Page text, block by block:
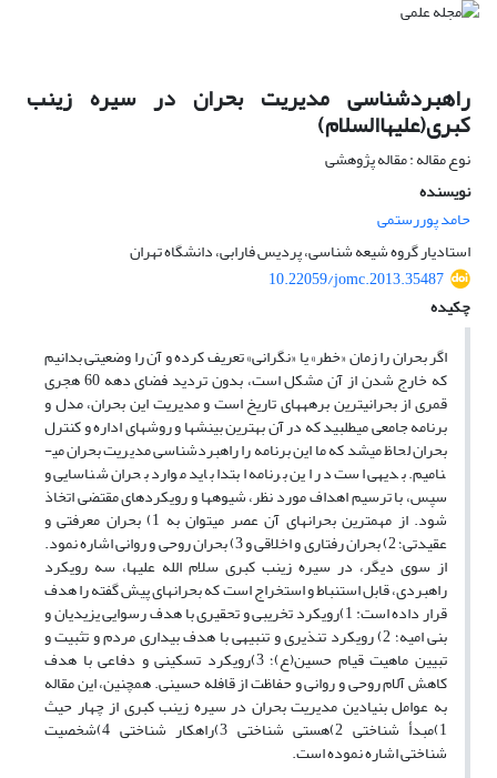
راهبردشناسی مدیریت بحران در سیره زینب
کبری(علیهاالسلام)
نوع مقاله : مقاله پژوهشی
نویسنده
حامد پوررستمی
استادیار گروه شیعه شناسی، پردیس فارابی، دانشگاه تهران
10.22059/jomc.2013.35487
چکیده
اگر بحران را زمان «خطر» یا «نگرانی» تعریف کرده و آن را وضعیتی بدانیم
که خارج شدن از آن مشکل است، بدون تردید فضای دهه 60 هجری
قمری از بحرانی­ترین برهه­های تاریخ است و مدیریت این بحران، مدل و
برنامه جامعی می­طلبید که در آن بهترین بینش­ها و روش­های اداره و کنترل
بحران لحاظ می­شد که ما این برنامه را راهبردشناسی مدیریت بحران می­
نامیم. بدیهی است در این برنامه ابتدا باید موارد بحران شناسایی و
سپس، با ترسیم اهداف مورد نظر، شیوه­ها و رویکردهای مقتضی اتخاذ
شود. از مهمترین بحران­های آن عصر می­توان به 1) بحران معرفتی و
عقیدتی؛ 2) بحران رفتاری و اخلاقی و 3) بحران روحی و روانی اشاره نمود.
از سوی دیگر، در سیره زینب کبری سلام الله علیها، سه رویکرد
راهبردی، قابل استنباط و استخراج است که بحران­های پیش گفته را هدف
قرار داده است: 1)رویکرد تخریبی و تحقیری با هدف رسوایی یزیدیان و
بنی امیه؛ 2) رویکرد تنذیری و تنبیهی با هدف بیداری مردم و تثبیت و
تبیین ماهیت قیام حسین(ع)؛ 3)رویکرد تسکینی و دفاعی با هدف
کاهش آلام روحی و روانی و حفاظت از قافله حسینی. همچنین، این مقاله
به عوامل بنیادین مدیریت بحران در سیره زینب کبری از چهار حیث
1)مبدأ شناختی 2)هستی شناختی 3)راهکار شناختی 4)شخصیت
شناختی اشاره نموده است.